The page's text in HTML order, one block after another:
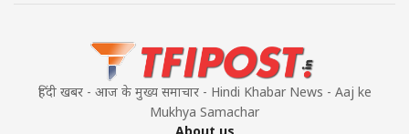
हिंदी खबर - आज के मुख्य समाचार - Hindi Khabar News - Aaj ke
Mukhya Samachar